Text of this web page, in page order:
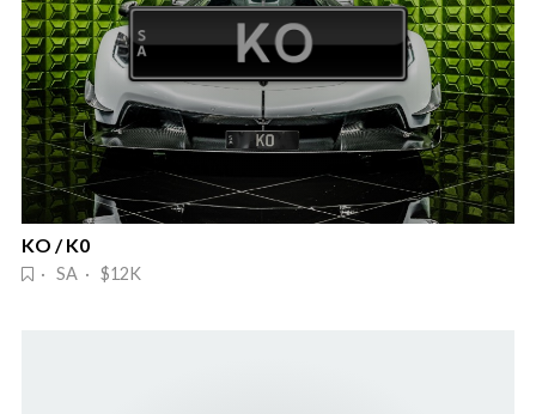
KO / K0
· SA · $12K